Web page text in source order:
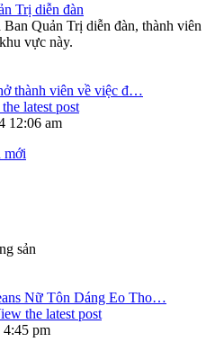
Trị diễn đàn
Quản Trị diễn đàn, thành viên
vực này.
thành viên về việc đ…
latest post
12:06 am
mới
sản
Nữ Tôn Dáng Eo Tho…
the latest post
pm